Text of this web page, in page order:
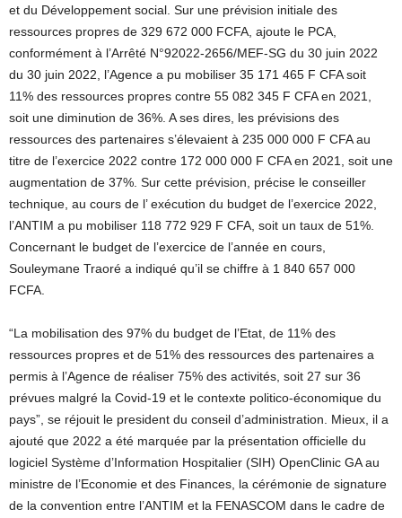
et du Développement social. Sur une prévision initiale des
ressources propres de 329 672 000 FCFA, ajoute le PCA,
conformément à l’Arrêté N°92022-2656/MEF-SG du 30 juin 2022
du 30 juin 2022, l’Agence a pu mobiliser 35 171 465 F CFA soit
11% des ressources propres contre 55 082 345 F CFA en 2021,
soit une diminution de 36%. A ses dires, les prévisions des
ressources des partenaires s’élevaient à 235 000 000 F CFA au
titre de l’exercice 2022 contre 172 000 000 F CFA en 2021, soit une
augmentation de 37%. Sur cette prévision, précise le conseiller
technique, au cours de l’ exécution du budget de l’exercice 2022,
l’ANTIM a pu mobiliser 118 772 929 F CFA, soit un taux de 51%.
Concernant le budget de l’exercice de l’année en cours,
Souleymane Traoré a indiqué qu’il se chiffre à 1 840 657 000
FCFA.
“La mobilisation des 97% du budget de l’Etat, de 11% des
ressources propres et de 51% des ressources des partenaires a
permis à l’Agence de réaliser 75% des activités, soit 27 sur 36
prévues malgré la Covid-19 et le contexte politico-économique du
pays”, se réjouit le president du conseil d’administration. Mieux, il a
ajouté que 2022 a été marquée par la présentation officielle du
logiciel Système d’Information Hospitalier (SIH) OpenClinic GA au
ministre de l’Economie et des Finances, la cérémonie de signature
de la convention entre l’ANTIM et la FENASCOM dans le cadre de